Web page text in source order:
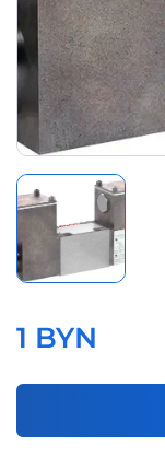
1 BYN